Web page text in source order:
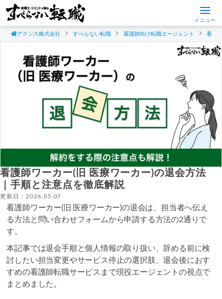
メニュー
アクシス株式会社 すべらない転職 看護師向け転職エージェント 看護
看護師ワーカー(旧 医療ワーカー)の退会方法
｜手順と注意点を徹底解説
更新日：2026.05.07
看護師ワーカー(旧 医療ワーカー)の退会は、担当者へ伝え
る方法と問い合わせフォームから申請する方法の2通りで
す。
本記事では退会手順と個人情報の取り扱い、辞める前に検
討したい担当変更やサービス停止の選択肢、退会後におす
すめの看護師転職サービスまで現役エージェントの視点で
まとめました。